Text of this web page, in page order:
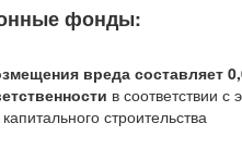
фонды:
вреда составляет
в соответствии
строительства